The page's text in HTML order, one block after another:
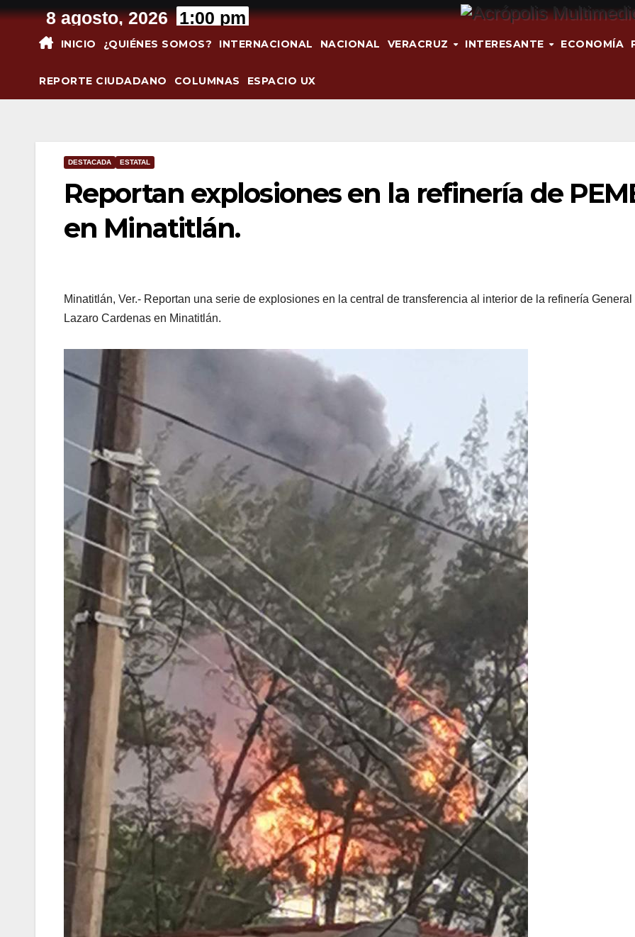
Saltar
contenido
8 agosto, 2026 1:00 pm
INICIO ¿QUIÉNES SOMOS? INTERNACIONAL NACIONAL VERACRUZ INTERESANTE ECONOMÍA
REPORTE CIUDADANO COLUMNAS ESPACIO UX
DESTACADA ESTATAL
Reportan explosiones en la refinería de
en Minatitlán.
Minatitlán, Ver.- Reportan una serie de explosiones en la central de transferencia al interior de la refinería General
Lazaro Cardenas en Minatitlán.